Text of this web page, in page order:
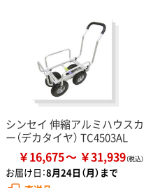
シンセイ 伸縮アルミハウスカ
ー（デカタイヤ） TC4503AL
￥16,675 ￥31,939
お届け日：8月24日（月）まで